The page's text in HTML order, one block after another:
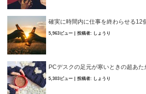
確実に時間内に仕事を終わらせる12
5,963ビュー 投稿者: しょうり
PCデスクの足元が寒いときの超あた
5,303ビュー 投稿者: しょうり